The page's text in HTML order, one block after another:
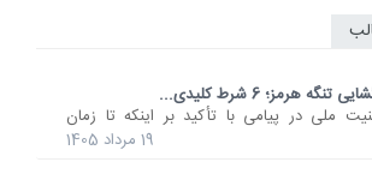
هرمز؛ 6 شرط کلیدی...
ملی در پیامی با تأکید بر اینکه تا زمان
19 مرداد 1405